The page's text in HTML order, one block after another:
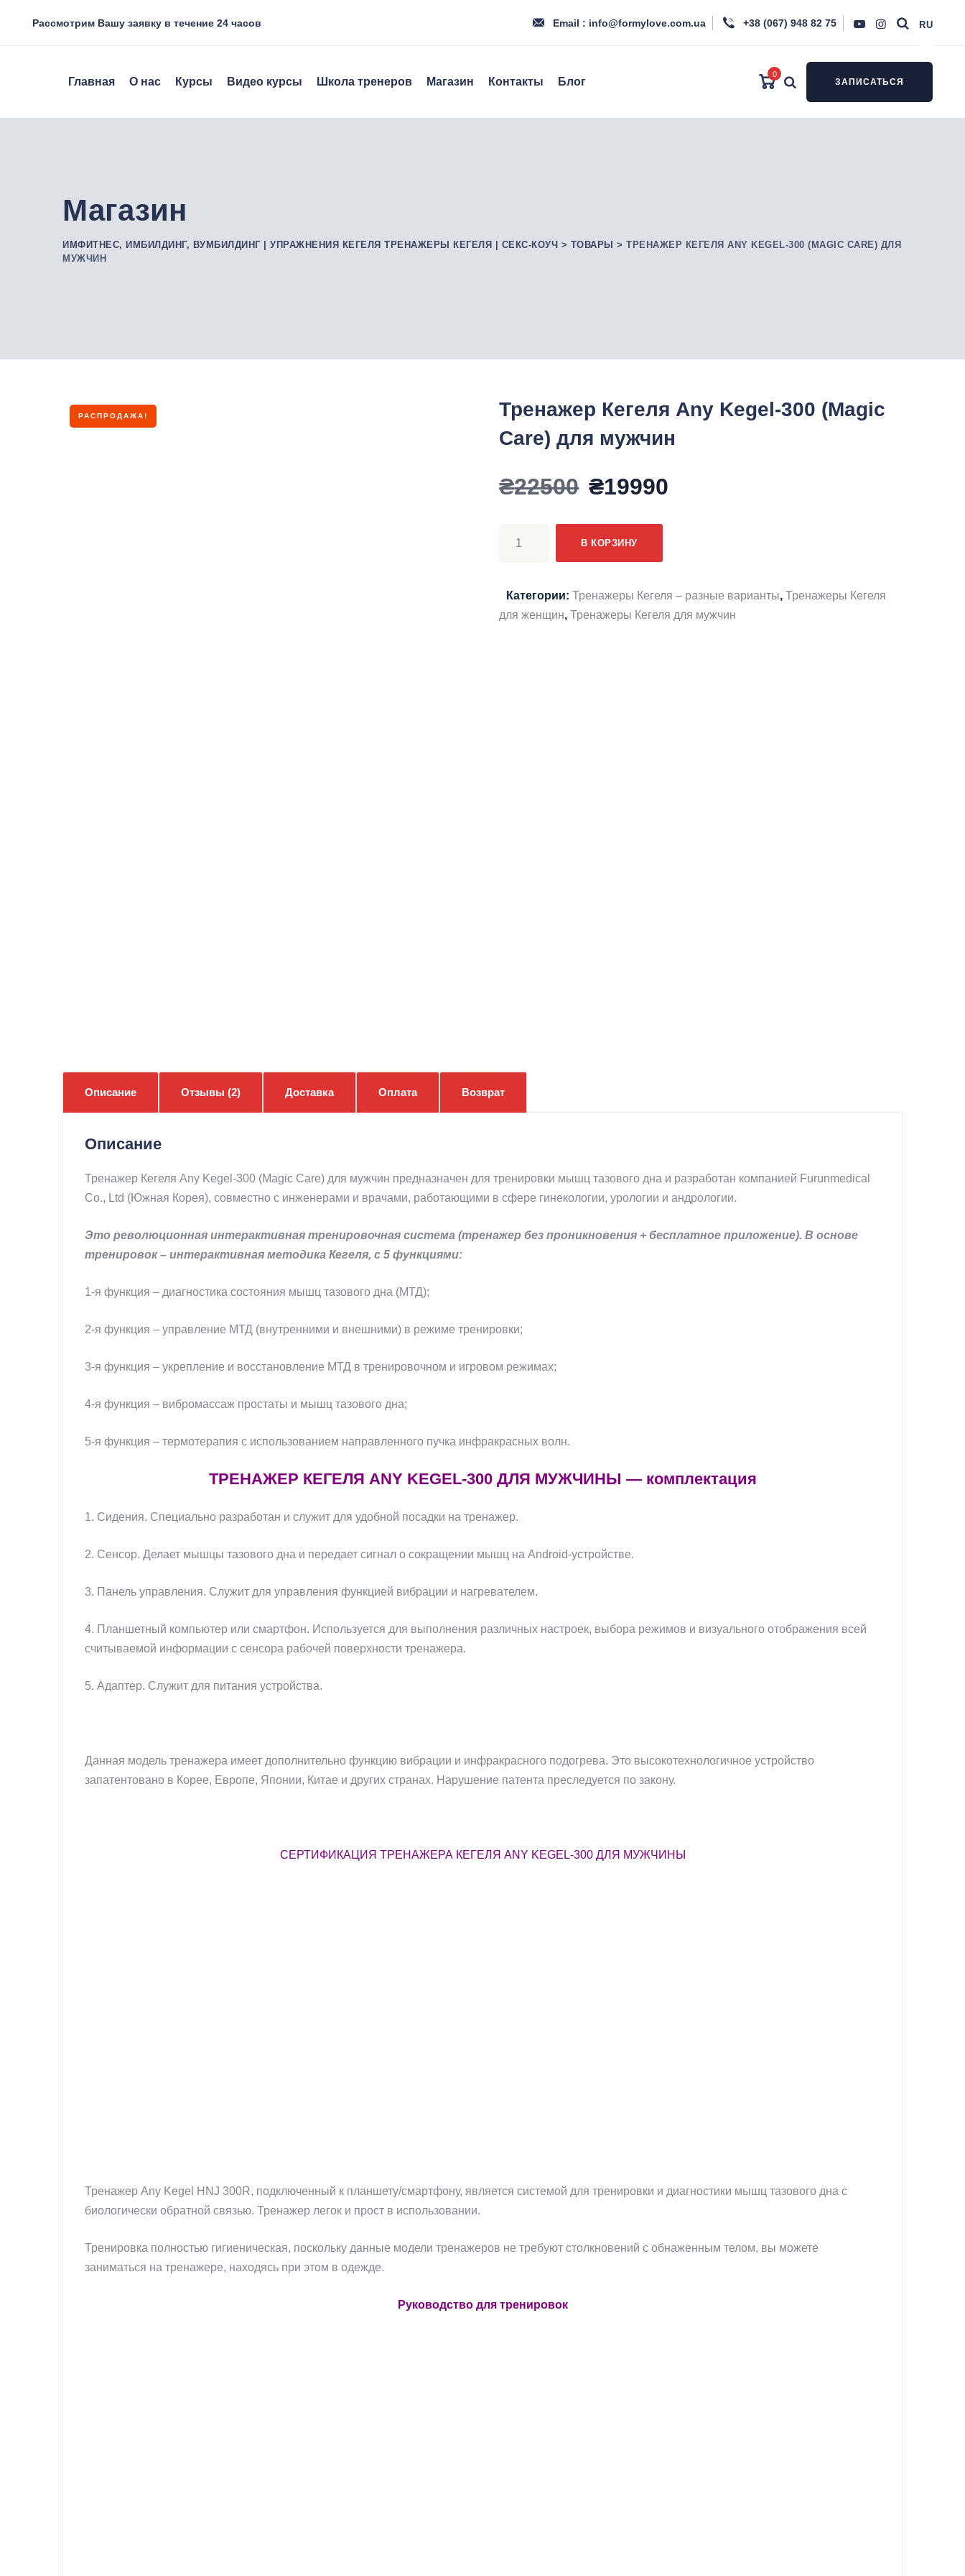
Рассмотрим Вашу заявку в течение 24 часов Email : info@formylove.com.ua +38 (067) 948 82 75 RU
Главная О нас Курсы Видео курсы Школа тренеров Магазин Контакты Блог
0
ЗАПИСАТЬСЯ
Магазин
ИМФИТНЕС, ИМБИЛДИНГ, ВУМБИЛДИНГ | УПРАЖНЕНИЯ КЕГЕЛЯ ТРЕНАЖЕРЫ КЕГЕЛЯ | СЕКС-КОУЧ > ТОВАРЫ > ТРЕНАЖЕР КЕГЕЛЯ ANY KEGEL-300 (MAGIC CARE) ДЛЯ
МУЖЧИН
РАСПРОДАЖА!
Тренажер Кегеля Any Kegel-300 (Magic
Care) для мужчин
₴22500 Первоначальная
цена
составляла
₴22500.
₴19990
Кегеля
Any
В КОРЗИНУ
Категории:Тренажеры Кегеля – разные варианты,Тренажеры Кегеля
для женщин,Тренажеры Кегеля для мужчин
Описание Отзывы (2) Доставка Оплата Возврат
Описание
Тренажер Кегеля Any Kegel-300 (Magic Care) для мужчин предназначен для тренировки мышц тазового дна и разработан компанией Furunmedical
Co., Ltd (Южная Корея), совместно с инженерами и врачами, работающими в сфере гинекологии, урологии и андрологии.
Это революционная интерактивная тренировочная система (тренажер без проникновения + бесплатное приложение). В основе
тренировок – интерактивная методика Кегеля, с 5 функциями:
1-я функция – диагностика состояния мышц тазового дна (МТД);
2-я функция – управление МТД (внутренними и внешними) в режиме тренировки;
3-я функция – укрепление и восстановление МТД в тренировочном и игровом режимах;
4-я функция – вибромассаж простаты и мышц тазового дна;
5-я функция – термотерапия с использованием направленного пучка инфракрасных волн.
ТРЕНАЖЕР КЕГЕЛЯ ANY KEGEL-300 ДЛЯ МУЖЧИНЫ — комплектация
1. Сидения. Специально разработан и служит для удобной посадки на тренажер.
2. Сенсор. Делает мышцы тазового дна и передает сигнал о сокращении мышц на Android-устройстве.
3. Панель управления. Служит для управления функцией вибрации и нагревателем.
4. Планшетный компьютер или смартфон. Используется для выполнения различных настроек, выбора режимов и визуального отображения всей
считываемой информации с сенсора рабочей поверхности тренажера.
5. Адаптер. Служит для питания устройства.
Данная модель тренажера имеет дополнительно функцию вибрации и инфракрасного подогрева. Это высокотехнологичное устройство
запатентовано в Корее, Европе, Японии, Китае и других странах. Нарушение патента преследуется по закону.
СЕРТИФИКАЦИЯ ТРЕНАЖЕРА КЕГЕЛЯ ANY KEGEL-300 ДЛЯ МУЖЧИНЫ
Тренажер Any Kegel HNJ 300R, подключенный к планшету/смартфону, является системой для тренировки и диагностики мышц тазового дна с
биологически обратной связью. Тренажер легок и прост в использовании.
Тренировка полностью гигиеническая, поскольку данные модели тренажеров не требуют столкновений с обнаженным телом, вы можете
заниматься на тренажере, находясь при этом в одежде.
Руководство для тренировок